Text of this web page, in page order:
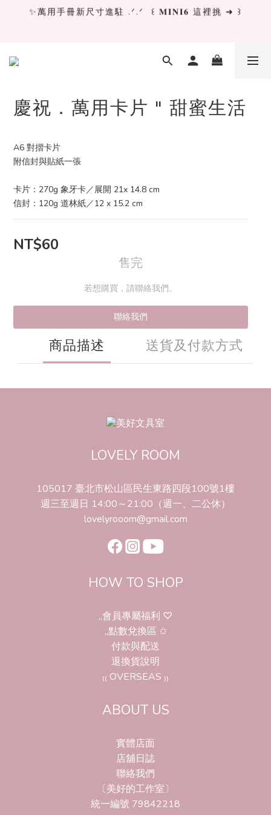
✨萬用手冊新尺寸進駐 .ᐟ.ᐟ  ꒰ 𝐌𝐈𝐍𝐈𝟔 這裡挑 ➜ ꒱
割墊
慶祝．萬用卡片 " 甜蜜生活
A6 對摺卡片
附信封與貼紙一張
卡片：270g 象牙卡／展開 21x 14.8 cm
信封：120g 道林紙／12 x 15.2 cm
NT$60
售完
若想購買，請聯絡我們。
聯絡我們
商品描述 送貨及付款方式
LOVELY ROOM
105017 臺北市松山區民生東路四段100號1樓
週三至週日 14:00～21:00（週一、二公休）
lovelyrooom@gmail.com
HOW TO SHOP
,,會員專屬福利 ♡
,,點數兌換區 ✩
付款與配送
退換貨說明
₍₍ OVERSEAS ₎₎
ABOUT US
實體店面
店舖日誌
聯絡我們
〔美好的工作室〕
統一編號 79842218